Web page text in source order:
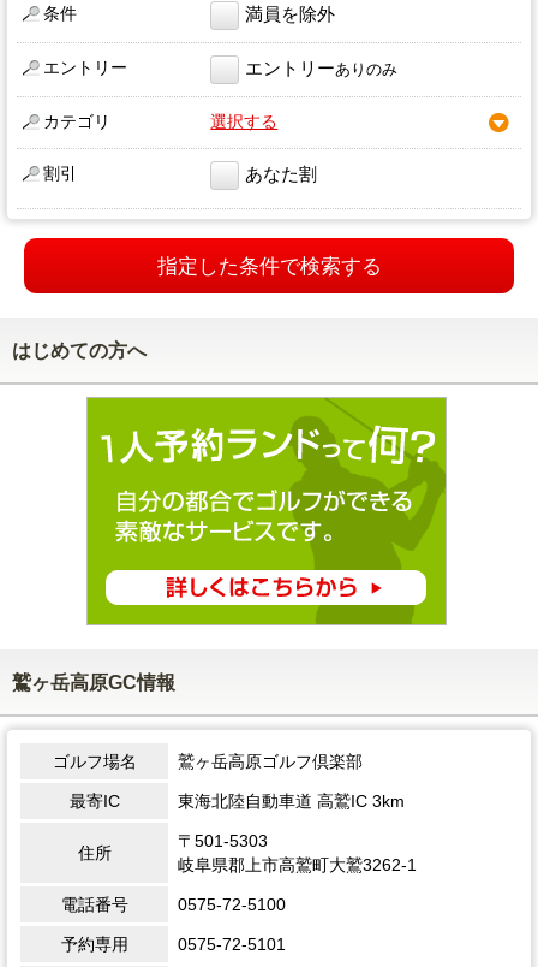
条件 満員を除外
エントリー エントリーありのみ
カテゴリ 選択する
割引 あなた割
指定した条件で検索する
はじめての方へ
鷲ヶ岳高原GC情報
ゴルフ場名 鷲ヶ岳高原ゴルフ倶楽部
最寄IC 東海北陸自動車道 高鷲IC 3km
住所
〒501-5303
岐阜県郡上市高鷲町大鷲3262-1
電話番号 0575-72-5100
予約専用 0575-72-5101